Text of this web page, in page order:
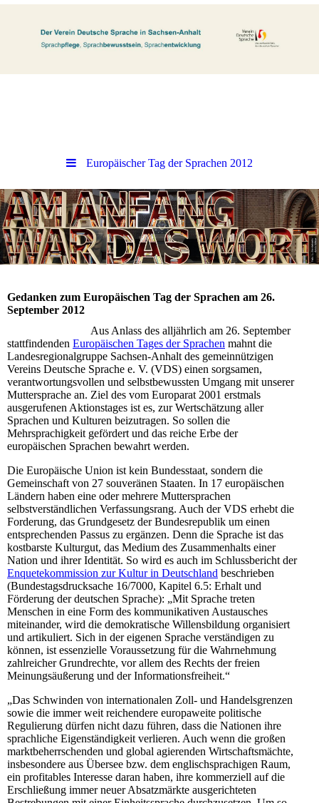
Europäischer Tag der Sprachen 2012
Gedanken zum Europäischen Tag der Sprachen am 26.
September 2012
Aus Anlass des alljährlich am 26. September
stattfindenden Europäischen Tages der Sprachen mahnt die
Landesregionalgruppe Sachsen-Anhalt des gemeinnützigen
Vereins Deutsche Sprache e. V. (VDS) einen sorgsamen,
verantwortungsvollen und selbstbewussten Umgang mit unserer
Muttersprache an. Ziel des vom Europarat 2001 erstmals
ausgerufenen Aktionstages ist es, zur Wertschätzung aller
Sprachen und Kulturen beizutragen. So sollen die
Mehrsprachigkeit gefördert und das reiche Erbe der
europäischen Sprachen bewahrt werden.
Die Europäische Union ist kein Bundesstaat, sondern die
Gemeinschaft von 27 souveränen Staaten. In 17 europäischen
Ländern haben eine oder mehrere Muttersprachen
selbstverständlichen Verfassungsrang. Auch der VDS erhebt die
Forderung, das Grundgesetz der Bundesrepublik um einen
entsprechenden Passus zu ergänzen. Denn die Sprache ist das
kostbarste Kulturgut, das Medium des Zusammenhalts einer
Nation und ihrer Identität. So wird es auch im Schlussbericht der
Enquetekommission zur Kultur in Deutschland beschrieben
(Bundestagsdrucksache 16/7000, Kapitel 6.5: Erhalt und
Förderung der deutschen Sprache): „Mit Sprache treten
Menschen in eine Form des kommunikativen Austausches
miteinander, wird die demokratische Willensbildung organisiert
und artikuliert. Sich in der eigenen Sprache verständigen zu
können, ist essenzielle Voraussetzung für die Wahrnehmung
zahlreicher Grundrechte, vor allem des Rechts der freien
Meinungsäußerung und der Informationsfreiheit.“
„Das Schwinden von internationalen Zoll- und Handelsgrenzen
sowie die immer weit reichendere europaweite politische
Regulierung dürfen nicht dazu führen, dass die Nationen ihre
sprachliche Eigenständigkeit verlieren. Auch wenn die großen
marktbeherrschenden und global agierenden Wirtschaftsmächte,
insbesondere aus Übersee bzw. dem englischsprachigen Raum,
ein profitables Interesse daran haben, ihre kommerziell auf die
Erschließung immer neuer Absatzmärkte ausgerichteten